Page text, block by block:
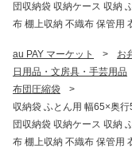
団収納袋 収納ケース 収納
布 棚上収納 不織布 保管用
au PAY マーケット > お
日用品・文房具・手芸用品
布団圧縮袋
>
収納袋 ふとん用 幅65×奥
団収納袋 収納ケース 収納
布 棚上収納 不織布 保管用